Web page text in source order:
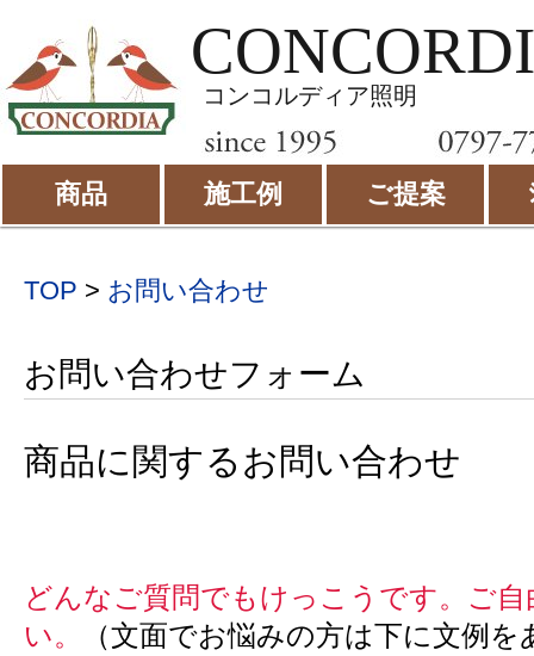
コンコルディア照明
商品 施工例 ご提案
TOP > お問い合わせ
お問い合わせフォーム
商品に関するお問い合わせ
どんなご質問でもけっこうです。ご
い。
（文面でお悩みの方は下に文例